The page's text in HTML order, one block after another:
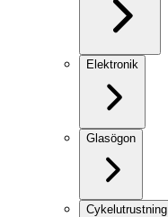
Elektronik
Glasögon
Cykelutrustning